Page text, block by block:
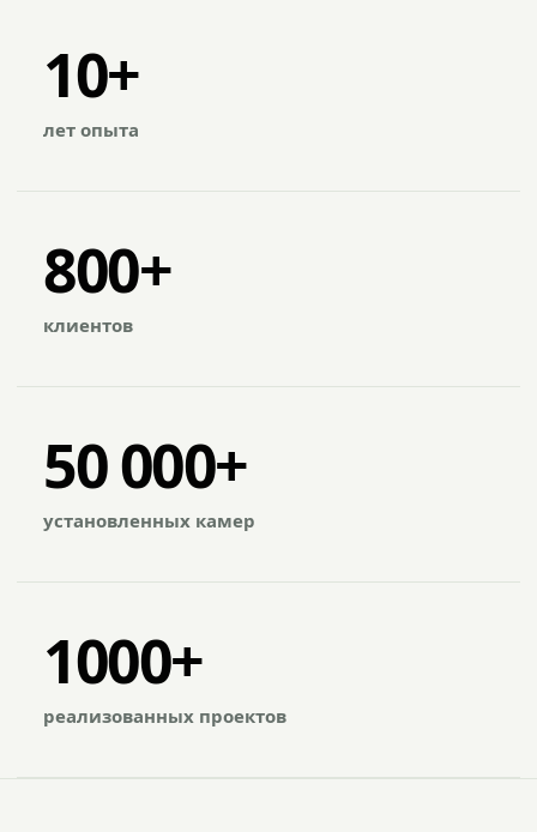
10+
лет опыта
800+
клиентов
50 000+
установленных камер
1000+
реализованных проектов